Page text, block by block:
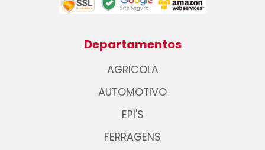
Departamentos
AGRICOLA
AUTOMOTIVO
EPI'S
FERRAGENS